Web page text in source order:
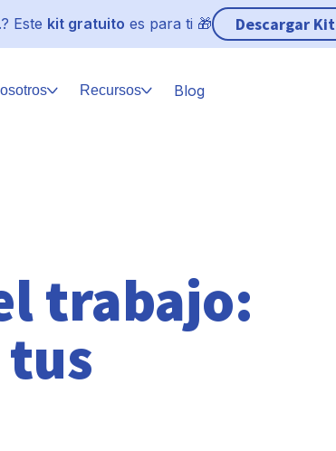
Este kit gratuito es para ti 🎁 Descargar Kit
Recursos Blog
trabajo: